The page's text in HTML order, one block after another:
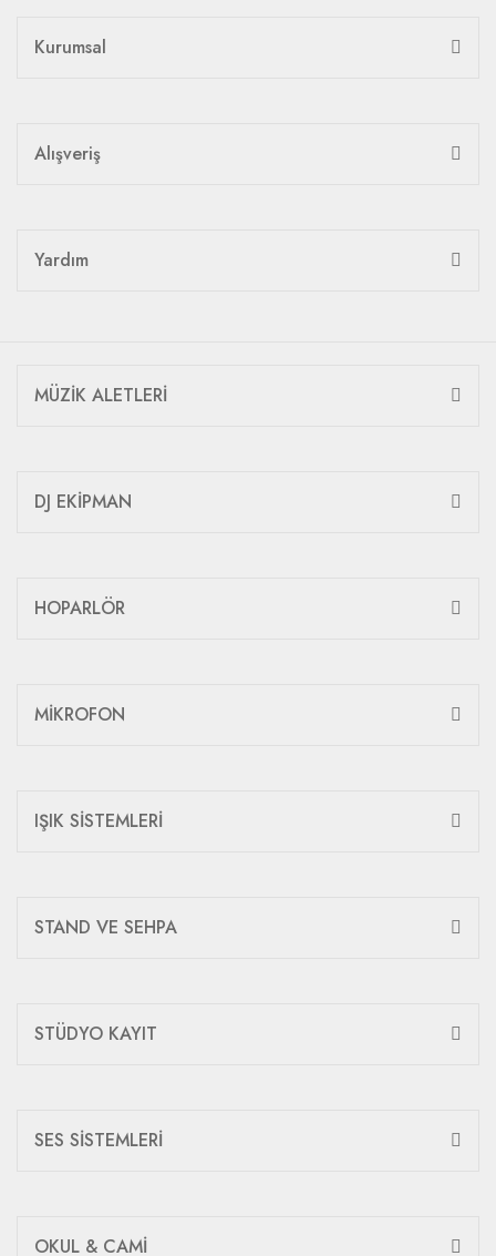
Kurumsal
Alışveriş
Yardım
MÜZİK ALETLERİ
DJ EKİPMAN
HOPARLÖR
MİKROFON
IŞIK SİSTEMLERİ
STAND VE SEHPA
STÜDYO KAYIT
SES SİSTEMLERİ
OKUL & CAMİ